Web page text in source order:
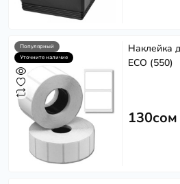
Популярный
Уточните наличие
Наклейка
ECO (550)
130сом